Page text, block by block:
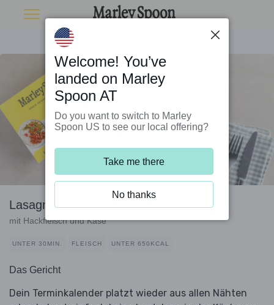
Lasagne alla bolognese
mit Hackfleisch und Käse
UNTER 30MIN. FLEISCH UNTER 650KCAL
Das Gericht
Dein Terminkalender platzt wieder aus allen Nähten
Welcome! You’ve
landed on Marley
Spoon AT
Do you want to switch to Marley
Spoon US to see our local offering?
Take me there
No thanks